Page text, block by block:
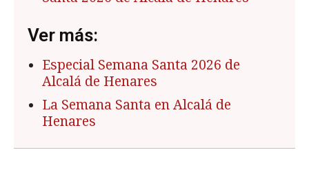
Ver más:
Especial Semana Santa 2026 de
Alcalá de Henares
La Semana Santa en Alcalá de
Henares